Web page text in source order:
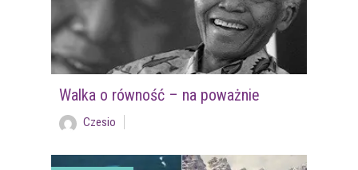
Walka o równość – na poważnie
Czesio